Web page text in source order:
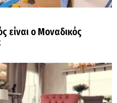
είναι ο Μοναδικός